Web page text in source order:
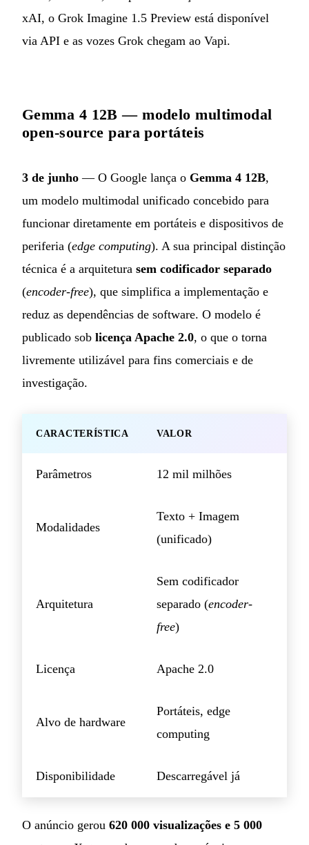
xAI, o Grok Imagine 1.5 Preview está disponível
via API e as vozes Grok chegam ao Vapi.
Gemma 4 12B — modelo multimodal
open-source para portáteis
3 de junho — O Google lança o Gemma 4 12B,
um modelo multimodal unificado concebido para
funcionar diretamente em portáteis e dispositivos de
periferia (edge computing). A sua principal distinção
técnica é a arquitetura sem codificador separado
(encoder-free), que simplifica a implementação e
reduz as dependências de software. O modelo é
publicado sob licença Apache 2.0, o que o torna
livremente utilizável para fins comerciais e de
investigação.
CARACTERÍSTICA VALOR
Parâmetros 12 mil milhões
Modalidades
Texto + Imagem
(unificado)
Arquitetura
Sem codificador
separado (encoder-
free)
Licença Apache 2.0
Alvo de hardware
Portáteis, edge
computing
Disponibilidade Descarregável já
O anúncio gerou 620 000 visualizações e 5 000